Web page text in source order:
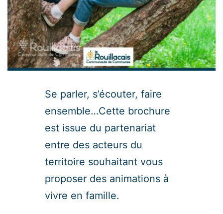
Se parler, s’écouter, faire
ensemble…Cette brochure
est issue du partenariat
entre des acteurs du
territoire souhaitant vous
proposer des animations à
vivre en famille.